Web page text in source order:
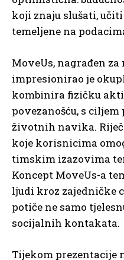
koji znaju slušati,
temeljene na
MoveUs, nagrađen
impresionirao je
kombinira fizičku
povezanošću, s
životnih navika.
koje korisnicima
timskim izazovima
Koncept MoveUs-a
ljudi kroz zajedničke
potiče ne samo
socijalnih kontakata.
Tijekom prezentacije